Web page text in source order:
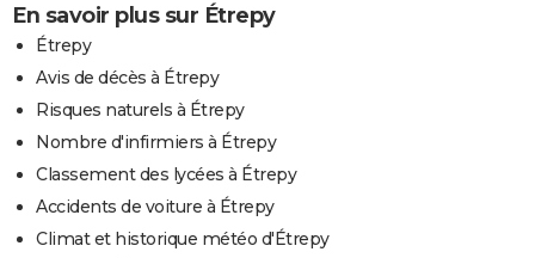
En savoir plus sur Étrepy
Étrepy
Avis de décès à Étrepy
Risques naturels à Étrepy
Nombre d'infirmiers à Étrepy
Classement des lycées à Étrepy
Accidents de voiture à Étrepy
Climat et historique météo d'Étrepy